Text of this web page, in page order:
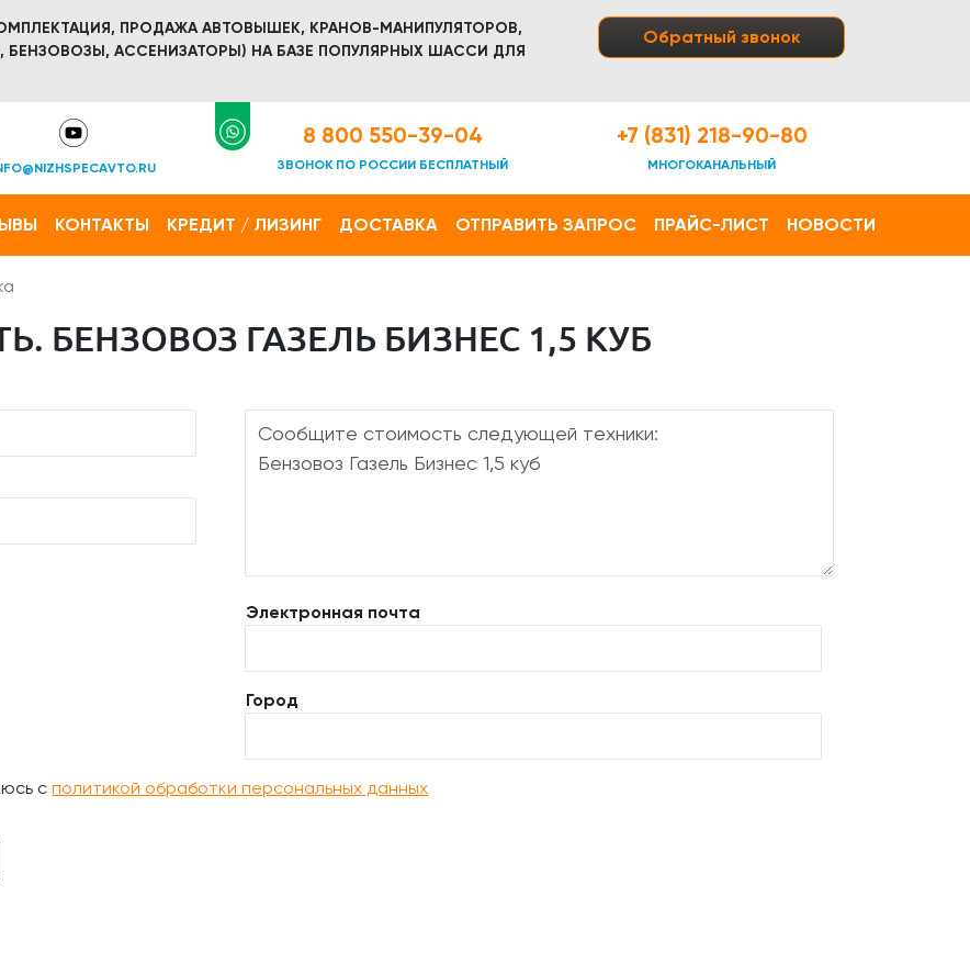
ПРОДАЖА АВТОВЫШЕК, КРАНОВ-МАНИПУЛЯТОРОВ,
АССЕНИЗАТОРЫ) НА БАЗЕ ПОПУЛЯРНЫХ ШАССИ ДЛЯ
Обратный звонок
8 800 550-39-04
ЗВОНОК ПО РОССИИ БЕСПЛАТНЫЙ
+7 (831) 218-90-80
МНОГОКАНАЛЬНЫЙ
КОНТАКТЫ КРЕДИТ / ЛИЗИНГ ДОСТАВКА ОТПРАВИТЬ ЗАПРОС ПРАЙС-ЛИСТ НОВОСТИ
БЕНЗОВОЗ ГАЗЕЛЬ БИЗНЕС 1,5 КУБ
Электронная почта
Город
сполитикой обработки персональных данных